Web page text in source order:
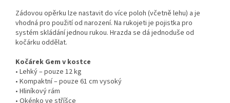
Zádovou opěrku lze nastavit do více poloh (včetně lehu) a je
vhodná pro použití od narození. Na rukojeti je pojistka pro
systém skládání jednou rukou. Hrazda se dá jednoduše od
kočárku oddělat.
Kočárek Gem v kostce
• Lehký – pouze 12 kg
• Kompaktní – pouze 61 cm vysoký
• Hliníkový rám